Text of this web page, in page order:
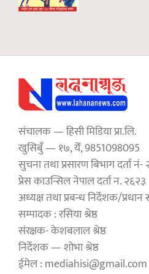
संचालक — हिसी मिडिया प्रा.लि.
खुसिबुँ — १७, येँ, 9851098095
सुचना तथा प्रसारण बिभाग दर्ता
प्रेस काउन्सिल नेपाल दर्ता न. २६२३
अध्यक्ष तथा प्रबन्ध निर्देशक/प्रधान
सम्पादक : रसिया श्रेष्ठ
संरक्षक- केशबलाल श्रेष्ठ
निर्देशक — शोभा श्रेष्ठ
ईमेल : mediahisi@gmail.com